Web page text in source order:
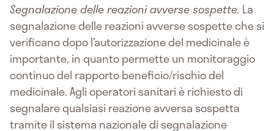
Segnalazione delle reazioni avverse sospette. La
segnalazione delle reazioni avverse sospette che si
verificano dopo l’autorizzazione del medicinale è
importante, in quanto permette un monitoraggio
continuo del rapporto beneficio/rischio del
medicinale. Agli operatori sanitari è richiesto di
segnalare qualsiasi reazione avversa sospetta
tramite il sistema nazionale di segnalazione